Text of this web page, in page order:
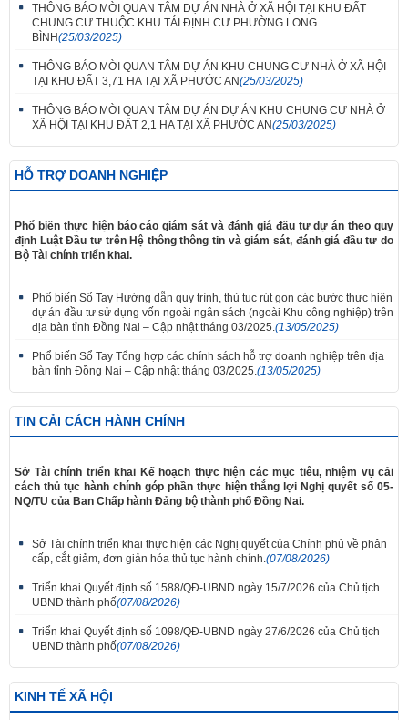
THÔNG BÁO MỜI QUAN TÂM DỰ ÁN NHÀ Ở XÃ HỘI TẠI KHU ĐẤT
CHUNG CƯ THUỘC KHU TÁI ĐỊNH CƯ PHƯỜNG LONG
BÌNH(25/03/2025)
THÔNG BÁO MỜI QUAN TÂM DỰ ÁN KHU CHUNG CƯ NHÀ Ở XÃ HỘI
TẠI KHU ĐẤT 3,71 HA TẠI XÃ PHƯỚC AN(25/03/2025)
THÔNG BÁO MỜI QUAN TÂM DỰ ÁN DỰ ÁN KHU CHUNG CƯ NHÀ Ở
XÃ HỘI TẠI KHU ĐẤT 2,1 HA TẠI XÃ PHƯỚC AN(25/03/2025)
HỖ TRỢ DOANH NGHIỆP
Phổ biến thực hiện báo cáo giám sát và đánh giá đầu tư dự án theo quy
định Luật Đầu tư trên Hệ thông thông tin và giám sát, đánh giá đầu tư do
Bộ Tài chính triển khai.
Phổ biến Sổ Tay Hướng dẫn quy trình, thủ tục rút gọn các bước thực hiện
dự án đầu tư sử dụng vốn ngoài ngân sách (ngoài Khu công nghiệp) trên
địa bàn tỉnh Đồng Nai – Cập nhật tháng 03/2025. (13/05/2025)
Phổ biến Sổ Tay Tổng hợp các chính sách hỗ trợ doanh nghiệp trên địa
bàn tỉnh Đồng Nai – Cập nhật tháng 03/2025. (13/05/2025)
TIN CẢI CÁCH HÀNH CHÍNH
Sở Tài chính triển khai Kế hoạch thực hiện các mục tiêu, nhiệm vụ cải
cách thủ tục hành chính góp phần thực hiện thắng lợi Nghị quyết số 05-
NQ/TU của Ban Chấp hành Đảng bộ thành phố Đồng Nai.
Sở Tài chính triển khai thực hiện các Nghị quyết của Chính phủ về phân
cấp, cắt giảm, đơn giản hóa thủ tục hành chính. (07/08/2026)
Triển khai Quyết định số 1588/QĐ-UBND ngày 15/7/2026 của Chủ tịch
UBND thành phố(07/08/2026)
Triển khai Quyết định số 1098/QĐ-UBND ngày 27/6/2026 của Chủ tịch
UBND thành phố(07/08/2026)
KINH TẾ XÃ HỘI